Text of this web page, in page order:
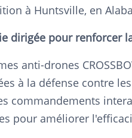
à Huntsville, en
dirigée pour renforcer
anti-drones
à la défense contre
commandements
pour améliorer